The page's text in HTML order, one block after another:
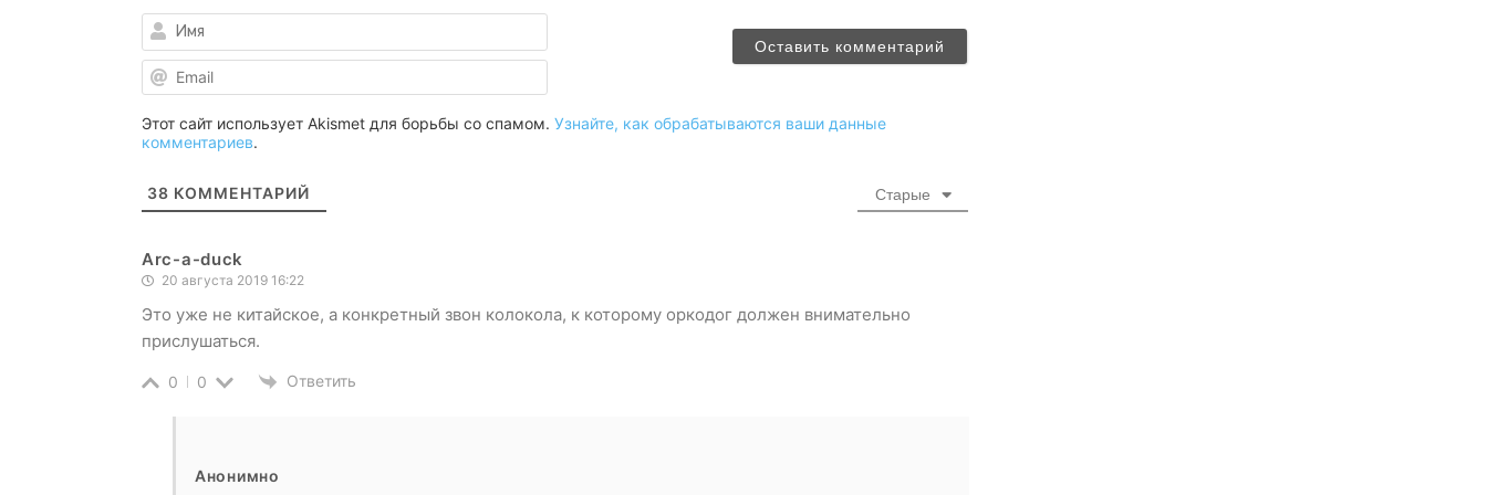
Этот сайт использует Akismet для борьбы со спамом. Узнайте, как обрабатываются ваши данные
комментариев.
38 КОММЕНТАРИЙ Старые
Arc-a-duck
20 августа 2019 16:22
Это уже не китайское, а конкретный звон колокола, к которому оркодог должен внимательно
прислушаться.
0 0 Ответить
Анонимно